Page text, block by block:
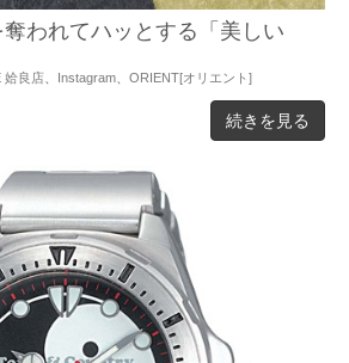
奪われてハッとする「美しい
姶良店 Instagram ORIENT[オリエント]
続きを見る